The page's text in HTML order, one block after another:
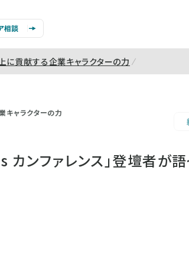
相談
に貢献する企業キャラクターの力
キャラクターの力
ンファレンス」登壇者が語